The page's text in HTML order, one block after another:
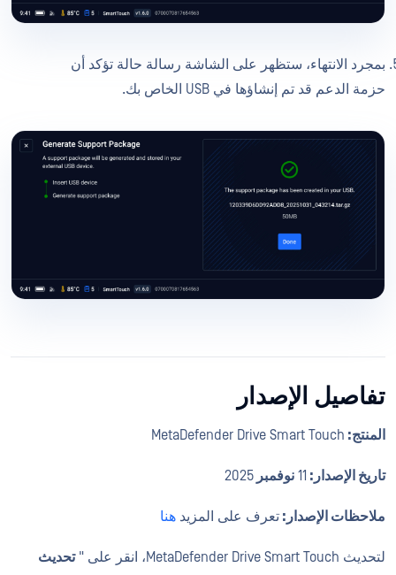
بمجرد الانتهاء، ستظهر على الشاشة رسالة حالة تؤكد أن
حزمة الدعم قد تم إنشاؤها في USB الخاص بك.
تفاصيل الإصدار
المنتج: MetaDefender Drive Smart Touch
تاريخ الإصدار: 11 نوفمبر 2025
ملاحظات الإصدار: تعرف على المزيد هنا
لتحديث MetaDefender Drive Smart Touch، انقر على "
تحديث